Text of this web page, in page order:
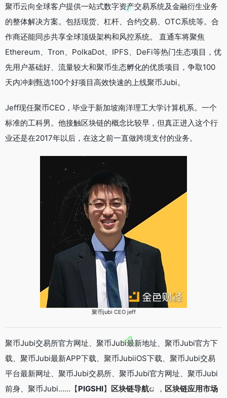
聚币云向全球客户提供一站式数字资产交易系统及金融衍生业务
的整体解决方案。包括现货、杠杆、合约交易、OTC系统等。合
作商还能同步共享全球顶级架构和风控系统。 直通车将聚焦
Ethereum、Tron、PolkaDot、IPFS、DeFi等热门⽣态项⽬，优
先用户基础好、流量较大和聚币⽣态孵化的优质项目，争取100
天内冲刺甄选100个好项目高效快速的上线聚币Jubi。
Jeff现任聚币CEO，毕业于新加坡南洋理工大学计算机系。一个
标准的工科男。他接触区块链的概念比较早，但真正进入这个行
业还是在2017年以后，在这之前一直做跨境支付的业务。
聚币jubi CEO jeff
聚币Jubi交易所官方网址、聚币Jubi最新地址、聚币Jubi官方下
载、聚币Jubi最新APP下载、聚币JubiiOS下载、聚币Jubi交易
平台最新网址、聚币Jubi交易所、聚币Jubi官方网址、聚币Jubi
前身、聚币Jubi……【PIGSHI】 区块链导航 ， 区块链应用市场